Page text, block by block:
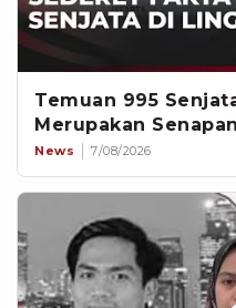
Temuan 995
Merupakan
News 7/08/2026